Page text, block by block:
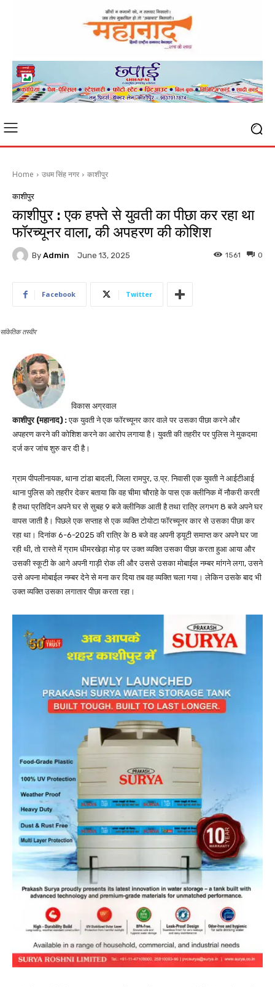
Home उधम सिंह नगर काशीपुर
काशीपुर
काशीपुर : एक हफ्ते से युवती का पीछा कर रहा था
फॉरच्यूनर वाला, की अपहरण की कोशिश
By Admin June 13, 2025 0
1561
Facebook Twitter
सांकेतिक तस्वीर
विकास अग्रवाल
काशीपुर (महानाद) :एक युवती ने एक फॉरच्यूनर कार वाले पर उसका पीछा करने और
अपहरण करने की कोशिश करने का आरोप लगाया है। युवती की तहरीर पर पुलिस ने मुकदमा
दर्ज कर जांच शुरु कर दी है।
ग्राम पीपलीनायक, थाना टांडा बादली, जिला रामपुर, उ.प्र. निवासी एक युवती ने आईटीआई
थाना पुलिस को तहरीर देकर बताया कि वह चीमा चौराहे के पास एक क्लीनिक में नौकरी करती
है तथा प्रतिदिन अपने घर से सुबह 9 बजे क्लीनिक आती है तथा रात्रि लगभग 8 बजे अपने घर
वापस जाती है। पिछले एक सप्ताह से एक व्यक्ति टोयोटा फॉरच्यूनर कार से उसका पीछा कर
रहा था। दिनांक 6-6-2025 की रात्रि के 8 बजे वह अपनी ड्यूटी समाप्त कर अपने घर जा
रही थी, तो रास्ते में ग्राम धीमरखेड़ा मोड़ पर उक्त व्यक्ति उसका पीछा करता हुआ आया और
उसकी स्कूटी के आगे अपनी गाड़ी रोक ली और उससे उसका मोबाईल नम्बर मांगने लगा, उसने
उसे अपना मोबाईल नम्बर देने से मना कर दिया तब वह व्यक्ति चला गया। लेकिन उसके बाद भी
उक्त व्यक्ति उसका लगातार पीछा करता रहा।